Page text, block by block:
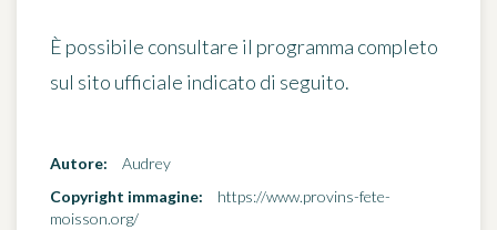
È possibile consultare il programma completo
sul sito ufficiale indicato di seguito.
Autore:
Audrey
Copyright immagine:
https://www.provins-fete-
moisson.org/